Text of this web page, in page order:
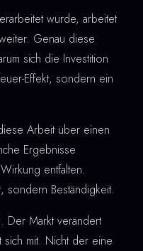
wurde, arbeitet
Genau diese
sich die Investition
Effekt, sondern ein
Arbeit über einen
Ergebnisse
entfalten.
sondern Beständigkeit.
Der Markt verändert
sich mit. Nicht der eine